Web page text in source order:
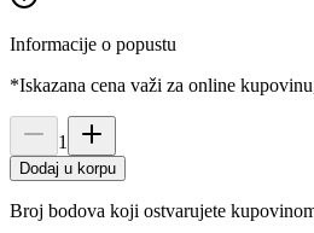
Informacije o popustu
*Iskazana cena važi za online
1
Dodaj u korpu
Broj bodova koji ostvarujete